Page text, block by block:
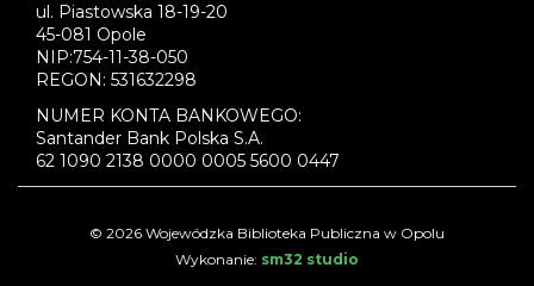
ul. Piastowska 18-19-20
45-081 Opole
NIP:754-11-38-050
REGON: 531632298
NUMER KONTA BANKOWEGO:
Santander Bank Polska S.A.
62 1090 2138 0000 0005 5600 0447
© 2026 Wojewódzka Biblioteka Publiczna w Opolu
Wykonanie: sm32 studio